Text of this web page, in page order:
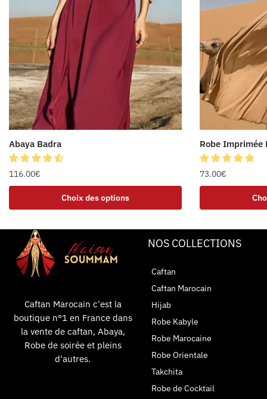
Abaya Badra
116.00€
Choix des options
Robe Imprimée
73.00€
Caftan Marocain c'est la
boutique n°1 en France dans
la vente de caftan, Abaya,
Robe de soirée et pleins
d'autres.
NOS COLLECTIONS
Caftan
Caftan Marocain
Hijab
Robe Kabyle
Robe Marocaine
Robe Orientale
Takchita
Robe de Cocktail